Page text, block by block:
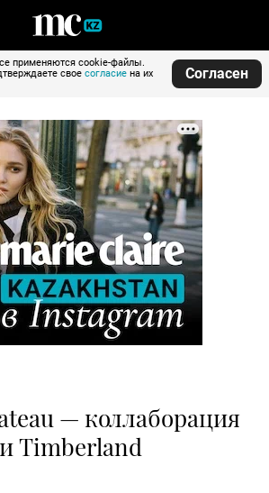
применяются cookie-файлы.
свое согласие на их
Согласен
— коллаборация
Timberland